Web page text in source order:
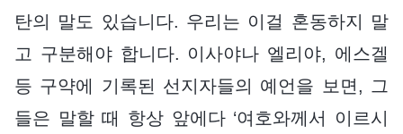
탄의 말도 있습니다. 우리는 이걸 혼동하지 말
고 구분해야 합니다. 이사야나 엘리야, 에스겔
등 구약에 기록된 선지자들의 예언을 보면, 그
들은 말할 때 항상 앞에다 ‘여호와께서 이르시